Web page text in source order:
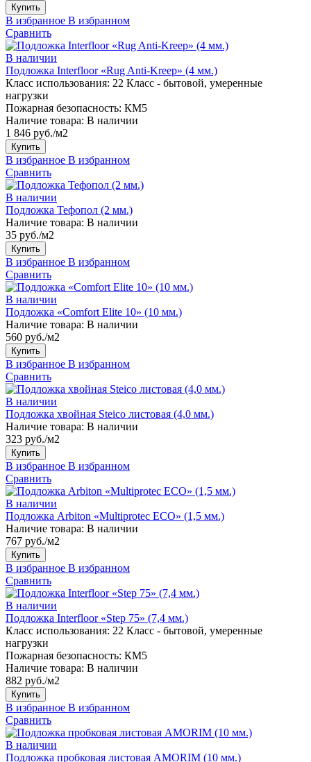
Купить
В избранное В избранном
Сравнить
В наличии
Подложка Interfloor «Rug Anti-Kreep» (4 мм.)
Класс использования: 22 Класс - бытовой, умеренные
нагрузки
Пожарная безопасность: КМ5
Наличие товара: В наличии
1 846 руб./м2
Купить
В избранное В избранном
Сравнить
В наличии
Подложка Тефопол (2 мм.)
Наличие товара: В наличии
35 руб./м2
Купить
В избранное В избранном
Сравнить
В наличии
Подложка «Comfort Elite 10» (10 мм.)
Наличие товара: В наличии
560 руб./м2
Купить
В избранное В избранном
Сравнить
В наличии
Подложка хвойная Steico листовая (4,0 мм.)
Наличие товара: В наличии
323 руб./м2
Купить
В избранное В избранном
Сравнить
В наличии
Подложка Arbiton «Multiprotec ECO» (1,5 мм.)
Наличие товара: В наличии
767 руб./м2
Купить
В избранное В избранном
Сравнить
В наличии
Подложка Interfloor «Step 75» (7,4 мм.)
Класс использования: 22 Класс - бытовой, умеренные
нагрузки
Пожарная безопасность: КМ5
Наличие товара: В наличии
882 руб./м2
Купить
В избранное В избранном
Сравнить
В наличии
Подложка пробковая листовая AMORIM (10 мм.)